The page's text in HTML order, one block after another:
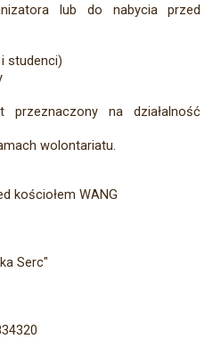
lub do nabycia przed
studenci)
na działalność
wolontariatu.
kościołem WANG
Serc"